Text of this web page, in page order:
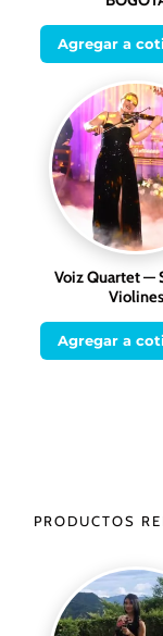
Agregar a
Voiz Quartet —
Violines
Agregar a
PRODUCTOS